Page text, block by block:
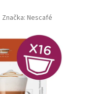
Značka: Nescafé